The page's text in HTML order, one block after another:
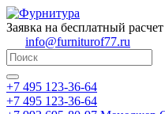
Заявка на бесплатный расчет
info@furniturof77.ru
+7 495 123-36-64
+7 495 123-36-64